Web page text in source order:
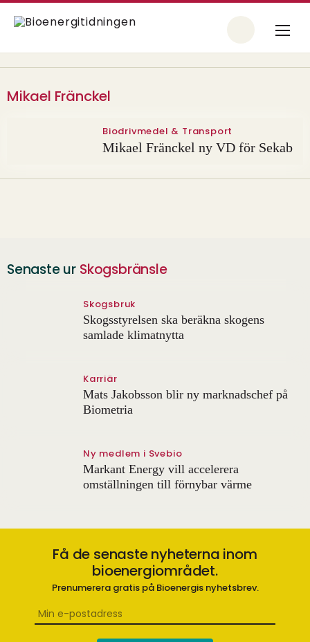
Mikael Fränckel
Biodrivmedel & Transport
Mikael Fränckel ny VD för Sekab
Senaste ur Skogsbränsle
Skogsbruk
Skogsstyrelsen ska beräkna skogens
samlade klimatnytta
Karriär
Mats Jakobsson blir ny marknadschef på
Biometria
Ny medlem i Svebio
Markant Energy vill accelerera
omställningen till förnybar värme
Få de senaste nyheterna inom
bioenergiområdet.
Prenumerera gratis på Bioenergis nyhetsbrev.